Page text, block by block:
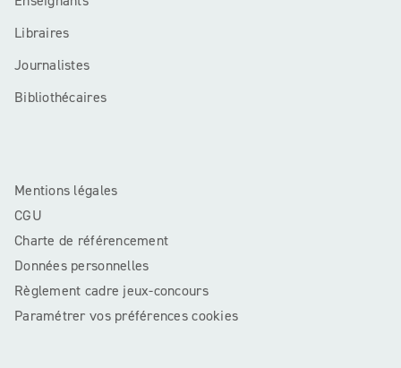
Libraires
Journalistes
Bibliothécaires
Mentions légales
CGU
Charte de référencement
Données personnelles
Règlement cadre jeux-concours
Paramétrer vos préférences cookies